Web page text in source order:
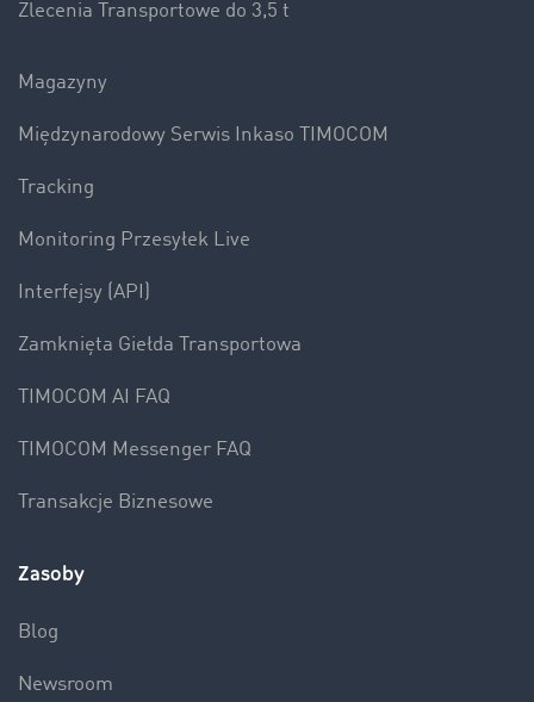
Zlecenia Transportowe do 3,5 t
Magazyny
Międzynarodowy Serwis Inkaso TIMOCOM
Tracking
Monitoring Przesyłek Live
Interfejsy (API)
Zamknięta Giełda Transportowa
TIMOCOM AI FAQ
TIMOCOM Messenger FAQ
Transakcje Biznesowe
Zasoby
Blog
Newsroom